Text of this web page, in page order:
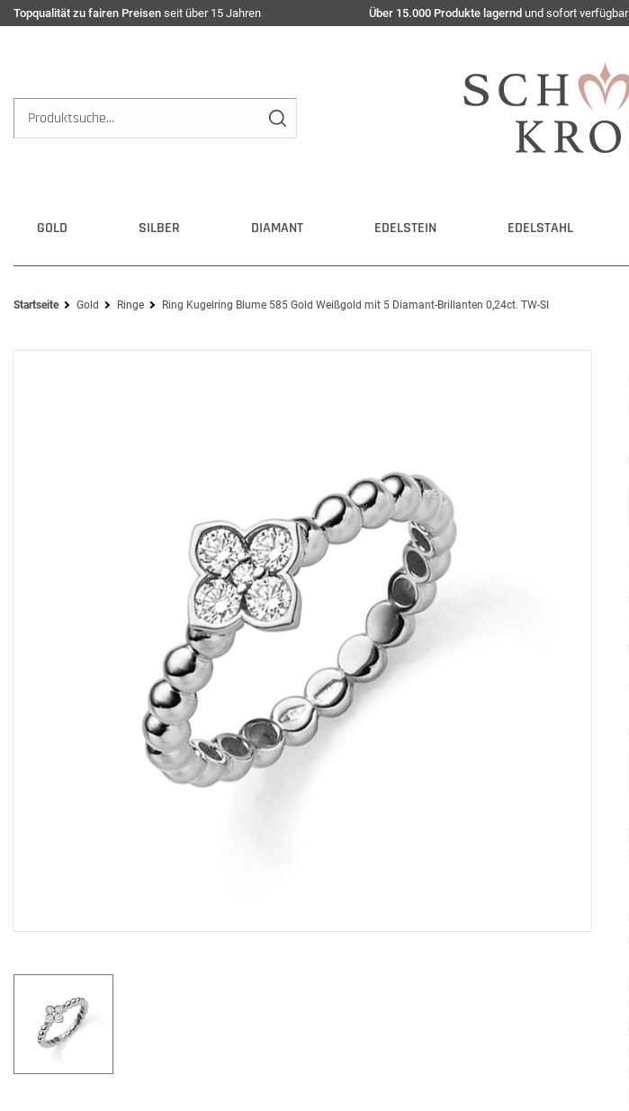
Topqualität zu fairen Preisen seit über 15 Jahren Über 15.000 Produkte lagernd und sofort verfügbar
GOLD SILBER DIAMANT EDELSTEIN EDELSTAHL
Startseite Gold Ringe Ring Kugelring Blume 585 Gold Weißgold mit 5 Diamant-Brillanten 0,24ct. TW-SI